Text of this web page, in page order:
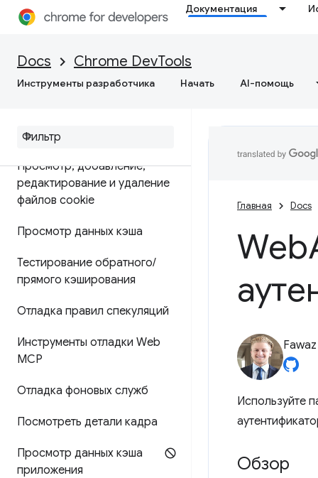
Документация
Docs Chrome DevTools
Инструменты разработчика Начать AI-помощь
Приложение
Обзор
Отладка прогрессивных веб-
Просмотр и редактирование
Просмотр,добавление,
редактирование и удаление
файлов cookie
Просмотр данных кэша
Тестирование обратного/
прямого кэширования
Отладка правил спекуляций
Инструменты отладки Web
MCP
Отладка фоновых служб
Посмотреть детали кадра
Просмотр данных кэша
приложения
Главная Docs
Web
Используйте
Обзор